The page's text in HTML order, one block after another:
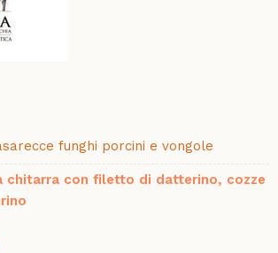
funghi porcini e vongole
chitarra con filetto di datterino, cozze